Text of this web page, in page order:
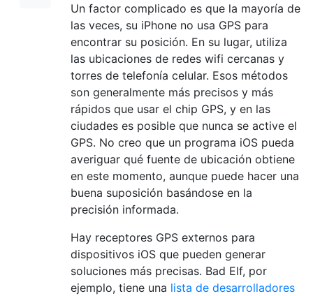
Un factor complicado es que la mayoría de
las veces, su iPhone no usa GPS para
encontrar su posición. En su lugar, utiliza
las ubicaciones de redes wifi cercanas y
torres de telefonía celular. Esos métodos
son generalmente más precisos y más
rápidos que usar el chip GPS, y en las
ciudades es posible que nunca se active el
GPS. No creo que un programa iOS pueda
averiguar qué fuente de ubicación obtiene
en este momento, aunque puede hacer una
buena suposición basándose en la
precisión informada.
Hay receptores GPS externos para
dispositivos iOS que pueden generar
soluciones más precisas. Bad Elf, por
ejemplo, tiene una lista de desarrolladores